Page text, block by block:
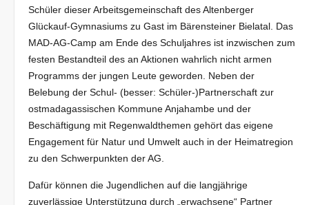
Schüler dieser Arbeitsgemeinschaft des Altenberger
Glückauf-Gymnasiums zu Gast im Bärensteiner Bielatal. Das
MAD-AG-Camp am Ende des Schuljahres ist inzwischen zum
festen Bestandteil des an Aktionen wahrlich nicht armen
Programms der jungen Leute geworden. Neben der
Belebung der Schul- (besser: Schüler-)Partnerschaft zur
ostmadagassischen Kommune Anjahambe und der
Beschäftigung mit Regenwaldthemen gehört das eigene
Engagement für Natur und Umwelt auch in der Heimatregion
zu den Schwerpunkten der AG.
Dafür können die Jugendlichen auf die langjährige
zuverlässige Unterstützung durch „erwachsene“ Partner